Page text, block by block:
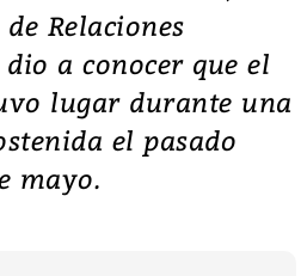
Relaciones
a conocer que el
lugar durante una
el pasado
mayo.